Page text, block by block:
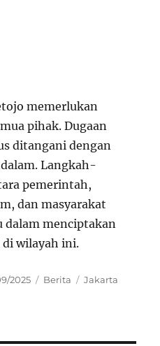
memerlukan
pihak. Dugaan
ditangani dengan
Langkah-
pemerintah,
dan masyarakat
dalam menciptakan
di wilayah ini.
2025 Categories
Berita Tags
Jakarta